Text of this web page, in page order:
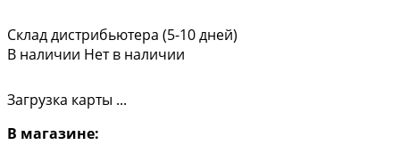
Склад дистрибьютера (5-10 дней)
В наличии Нет в наличии
Загрузка карты ...
В магазине: